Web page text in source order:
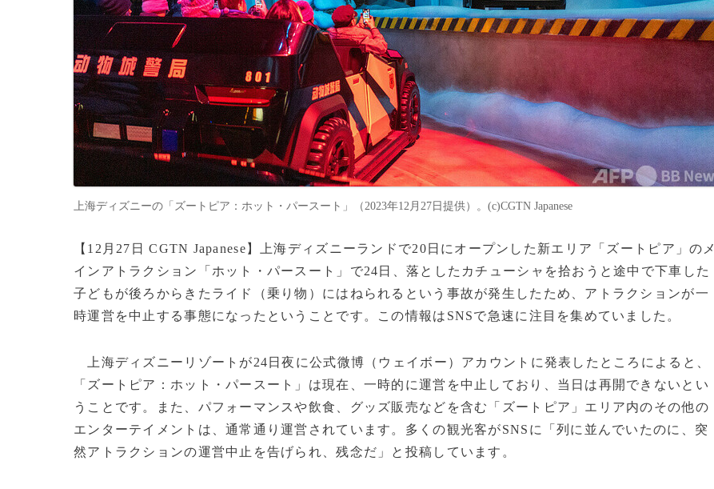
上海ディズニーの「ズートピア：ホット・パースート」（2023年12月27日提供）。(c)CGTN Japanese
【12月27日 CGTN Japanese】上海ディズニーランドで20日にオープンした新エリア「ズートピア」のメ
インアトラクション「ホット・パースート」で24日、落としたカチューシャを拾おうと途中で下車した
子どもが後ろからきたライド（乗り物）にはねられるという事故が発生したため、アトラクションが一
時運営を中止する事態になったということです。この情報はSNSで急速に注目を集めていました。
上海ディズニーリゾートが24日夜に公式微博（ウェイボー）アカウントに発表したところによると、
「ズートピア：ホット・パースート」は現在、一時的に運営を中止しており、当日は再開できないとい
うことです。また、パフォーマンスや飲食、グッズ販売などを含む「ズートピア」エリア内のその他の
エンターテイメントは、通常通り運営されています。多くの観光客がSNSに「列に並んでいたのに、突
然アトラクションの運営中止を告げられ、残念だ」と投稿しています。